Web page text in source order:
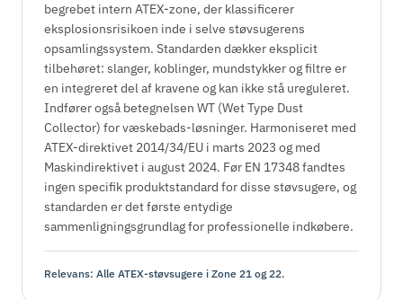
begrebet intern ATEX-zone, der klassificerer
eksplosionsrisikoen inde i selve støvsugerens
opsamlingssystem. Standarden dækker eksplicit
tilbehøret: slanger, koblinger, mundstykker og filtre er
en integreret del af kravene og kan ikke stå ureguleret.
Indfører også betegnelsen WT (Wet Type Dust
Collector) for væskebads-løsninger. Harmoniseret med
ATEX-direktivet 2014/34/EU i marts 2023 og med
Maskindirektivet i august 2024. Før EN 17348 fandtes
ingen specifik produktstandard for disse støvsugere, og
standarden er det første entydige
sammenligningsgrundlag for professionelle indkøbere.
Relevans: Alle ATEX-støvsugere i Zone 21 og 22.